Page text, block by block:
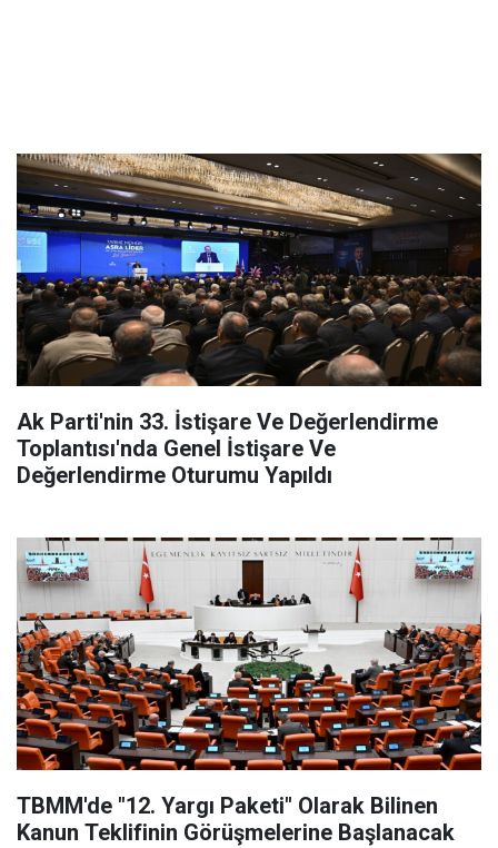
Ak Parti'nin 33. İstişare Ve Değerlendirme
Toplantısı'nda Genel İstişare Ve
Değerlendirme Oturumu Yapıldı
TBMM'de "12. Yargı Paketi" Olarak Bilinen
Kanun Teklifinin Görüşmelerine Başlanacak